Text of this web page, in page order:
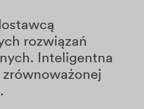
rozwiązań
Inteligentna